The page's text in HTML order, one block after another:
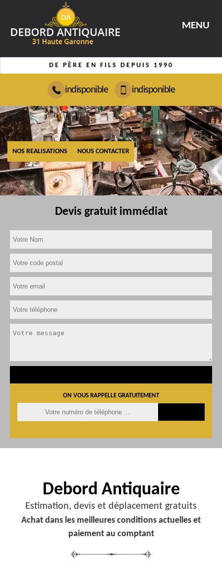
MENU
DE PÈRE EN FILS DEPUIS 1990
indisponible indisponible
NOS REALISATIONS NOUS CONTACTER
Devis gratuit immédiat
ON VOUS RAPPELLE GRATUITEMENT
Debord Antiquaire
Estimation, devis et déplacement gratuits
Achat dans les meilleures conditions actuelles et
paiement au comptant